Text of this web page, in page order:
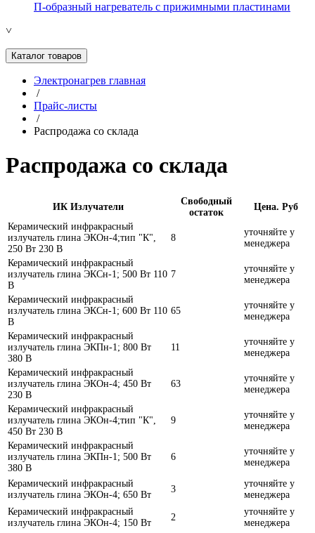
П-образный нагреватель с прижимными пластинами
˅
Каталог товаров
Электронагрев главная
/
Прайс-листы
/
Распродажа со склада
Распродажа со склада
ИК Излучатели
Свободный
остаток
Цена. Руб
Керамический инфракрасный
излучатель глина ЭКОн-4;тип "К",
250 Вт 230 В
8
уточняйте у
менеджера
Керамический инфракрасный
излучатель глина ЭКСн-1; 500 Вт 110
В
7
уточняйте у
менеджера
Керамический инфракрасный
излучатель глина ЭКСн-1; 600 Вт 110
В
65
уточняйте у
менеджера
Керамический инфракрасный
излучатель глина ЭКПн-1; 800 Вт
380 В
11
уточняйте у
менеджера
Керамический инфракрасный
излучатель глина ЭКОн-4; 450 Вт
230 В
63
уточняйте у
менеджера
Керамический инфракрасный
излучатель глина ЭКОн-4;тип "К",
450 Вт 230 В
9
уточняйте у
менеджера
Керамический инфракрасный
излучатель глина ЭКПн-1; 500 Вт
380 В
6
уточняйте у
менеджера
Керамический инфракрасный
излучатель глина ЭКОн-4; 650 Вт
3
уточняйте у
менеджера
Керамический инфракрасный
излучатель глина ЭКОн-4; 150 Вт
2
уточняйте у
менеджера